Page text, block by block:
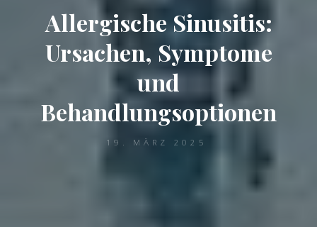
Allergische Sinusitis:
Ursachen, Symptome
und
Behandlungsoptionen
19. MÄRZ 2025